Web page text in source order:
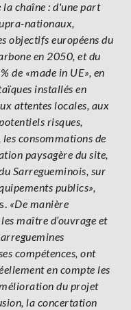
la chaîne : d'une part
nationaux,
objectifs européens du
en 2050, et du
de «made in UE», en
installés en
attentes locales, aux
risques,
consommations de
paysagère du site,
Sarregueminois, sur
publics»,
«De manière
maître d’ouvrage et
compétences, ont
en compte les
du projet
la concertation